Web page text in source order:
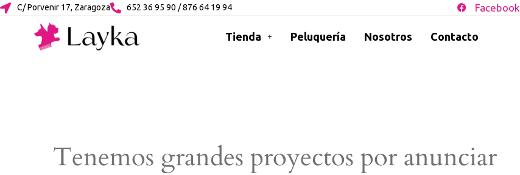
C/ Porvenir 17, Zaragoza 652 36 95 90 / 876 64 19 94 Facebook
Tienda Peluquería Nosotros Contacto
Tenemos grandes proyectos por anunciar